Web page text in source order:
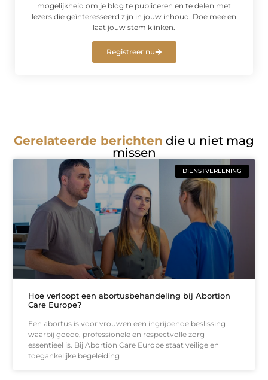
mogelijkheid om je blog te publiceren en te delen met
lezers die geïnteresseerd zijn in jouw inhoud. Doe mee en
laat jouw stem klinken.
Registreer nu
Gerelateerde berichten die u niet mag
missen
DIENSTVERLENING
Hoe verloopt een abortusbehandeling bij Abortion
Care Europe?
Een abortus is voor vrouwen een ingrijpende beslissing
waarbij goede, professionele en respectvolle zorg
essentieel is. Bij Abortion Care Europe staat veilige en
toegankelijke begeleiding